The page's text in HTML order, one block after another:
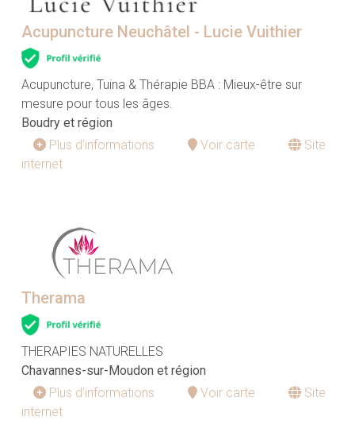
Acupuncture Neuchâtel - Lucie Vuithier
Acupuncture, Tuina & Thérapie BBA : Mieux-être sur
mesure pour tous les âges.
Boudry et région
Plus d'informations
Voir carte
Site
internet
Therama
THERAPIES NATURELLES
Chavannes-sur-Moudon et région
Plus d'informations
Voir carte
Site
internet